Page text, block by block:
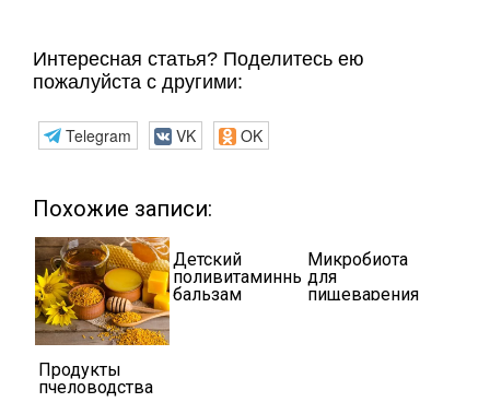
Интересная статья? Поделитесь ею
пожалуйста с другими:
Telegram VK OK
Похожие записи:
Продукты
пчеловодства
Детский
поливитаминный
бальзам
Микробиота
для
пищеварения